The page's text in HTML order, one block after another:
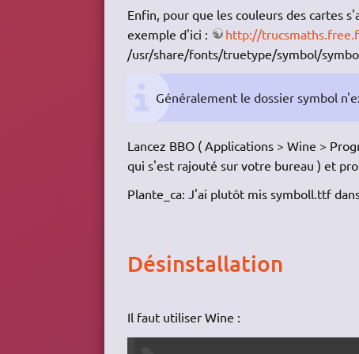
Enfin, pour que les couleurs des cartes
exemple d'ici :
http://
/usr/share/fonts/truetype/symbol/
Généralement le dossier symbol
Lancez BBO ( Applications > Wine >
qui s'est rajouté sur votre bureau ) et
Plante_ca: J'ai plutôt mis symboll.ttf
Désinstallation
Il faut utiliser Wine :